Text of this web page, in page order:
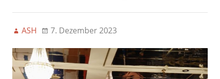
ASH 7. Dezember 2023